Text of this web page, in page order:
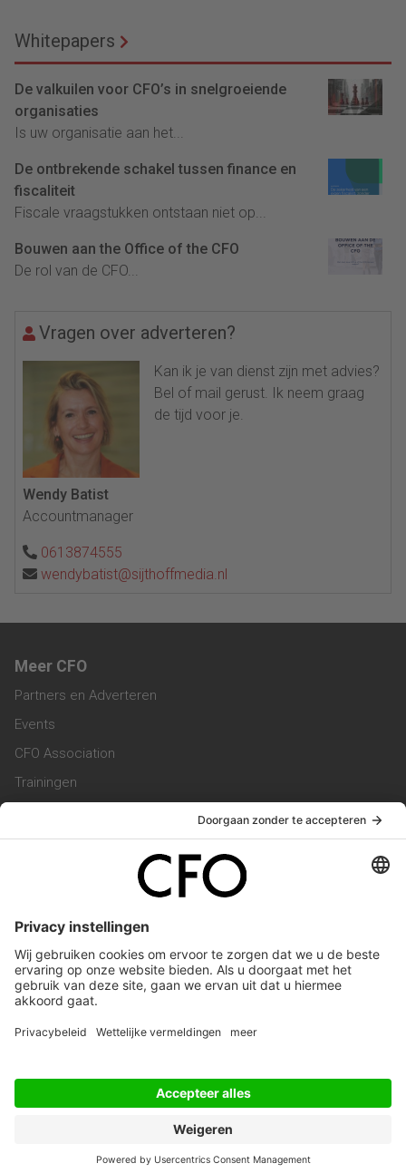
Whitepapers
De valkuilen voor CFO’s in snelgroeiende
organisaties
Is uw organisatie aan het...
De ontbrekende schakel tussen finance en
fiscaliteit
Fiscale vraagstukken ontstaan niet op...
Bouwen aan the Office of the CFO
De rol van de CFO...
Vragen over adverteren?
Kan ik je van dienst zijn met advies?
Bel of mail gerust. Ik neem graag
de tijd voor je.
Wendy Batist
Accountmanager
0613874555
wendybatist@sijthoffmedia.nl
Meer CFO
Partners en Adverteren
Events
CFO Association
Trainingen
Vacatures
Service & Contact
Werken bij ons
Privacy Statement
Algemene Voorwaarden